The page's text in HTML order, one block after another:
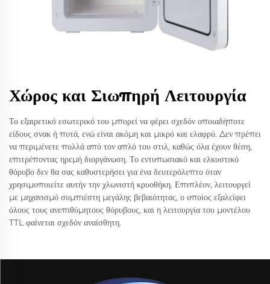
Χώρος και Σιωπηρή Λειτουργία
Το εξαιρετικό εσωτερικό του μπορεί να φέρει σχεδόν οποιαδήποτε
είδους σνακ ή ποτά, ενώ είναι ακόμη και μικρό και ελαφρύ. Δεν πρέπει
να περιμένετε πολλά από τον απλό του στιλ, καθώς όλα έχουν θέση,
επιτρέποντας ηρεμή διοργάνωση. Το εντυπωσιακό και ελκυστικό
θόρυβο δεν θα σας καθυστερήσει για ένα δευτερόλεπτο όταν
χρησιμοποιείτε αυτήν την χλωνιστή κρυοθήκη. Επιπλέον, λειτουργεί
με μηχανισμό συμπιέστη μεγάλης βεβαιότητας, ο οποίος εξαλείφει
όλους τους ανεπιθύμητους θόρυβους, και η λειτουργία του μοντέλου
TTL φαίνεται σχεδόν αναίσθητη.